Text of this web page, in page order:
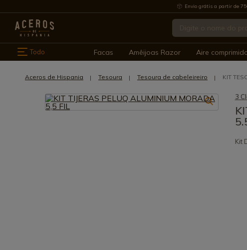
Envio grátis a partir de
Todo Facas Amêijoas Razor Aire
Aceros de Hispania Tesoura Tesoura de cabeleireiro KIT
3
Kit